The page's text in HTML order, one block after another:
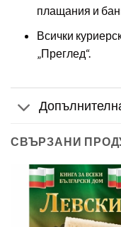
плащания и
Всички
„Преглед“.
СВЪРЗАНИ